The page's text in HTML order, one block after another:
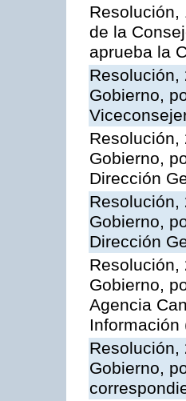
Resolución,
de la
aprueba la
Resolución,
Gobierno,
Resolución,
Gobierno,
Dirección
Resolución,
Gobierno,
Dirección
Resolución,
Gobierno,
Agencia
Información
Resolución,
Gobierno,